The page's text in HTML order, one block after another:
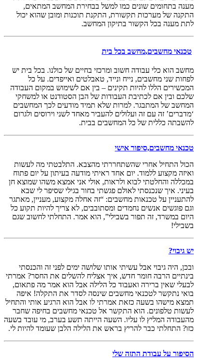
מענה בתחומים שונים כמו למשל בבחירת המחשב המתאים,
התקנה של מערכות תקשורת, התקנת תוכנות ומובן שהוא יכול
לתת מענה בכל הקשור בתיקון המחשב.
טכנאי מחשבים,מחשב בכל בית
מחשב הוא כלי עבודה חשוב ומרכזי בחיים של כולנו. בכל בית יש
לפחות שני מחשבים, נייח ונייד, טאבלטים ואייפדים. על כל
המכשירים הללו להיות תקינים – בין אם לשימוש במקום העבודה
שלכם ובין אם לכתיבת העבודות של הבן הסטודנט או למשחקי
המחשב של המתבגר. למרות שלא תמיד מודעים לכך המחשבים
‘מדברים’ זה עם זה ועלולים להעביר מאחד לשני וירוסים ולגרום
להשבתה כללית של כל המחשבים בבית.
טכנאי מחשבים,סיפור אישי
הכול התחיל אחרי שהשתחררתי מהצבא. התלבטתי מה לעשות
ואיזה מקצוע ללמוד. יום אחד ראיתי מודעה בעיתון על יום פתוח
במכללה והחלטתי לבוא ולראות, אולי אני אמצא משהו שמוצא חן
בעיני. איך שנכנסתי לאולם פגשתי בחור בגילי שסיפר לי שבא
להתעניין על טכנאות מחשבים: “זה אחלה מקצוע, מעניין, מאתגר
וגם פוגשים אנשים נחמדים ומסתובבים, לא צריך להיות תקוע כל
היום במשרד, זה תפור בשבילי”, הוא אמר. התחלתי לחשוב שגם
בשבילי!
יש גיבוי?
ובכן, היה גיבוי אבל עשיתי אותו שלושה ימים לפני זה והכנסתי
בינתיים הרבה חומר חדש, איך אצליח להשלים את החסר? אמרתי
לבעלי שאין ברירה ואעבוד כל הלילה אבל הוא אמר מה פתאום,
בואי נתקשר לטכנאי מחשבים שינסה לסדר את התקלה! איפה
תמצא מישהו בשעה כזאת אמרתי לו אבל הוא הרגיע אותי והתחיל
לעשות טלפונים. הוא התקשר אל טכנאי מחשבים בחיפה שחבר
מהעבודה המליץ לו עליו. השעה הייתה תשע בערב, מי עובד בשעה
כזו? התחלתי כבר להריץ בראש את הלילה הלבן שעומד להיות לי.
הסיפור על עבודת התזה שלי